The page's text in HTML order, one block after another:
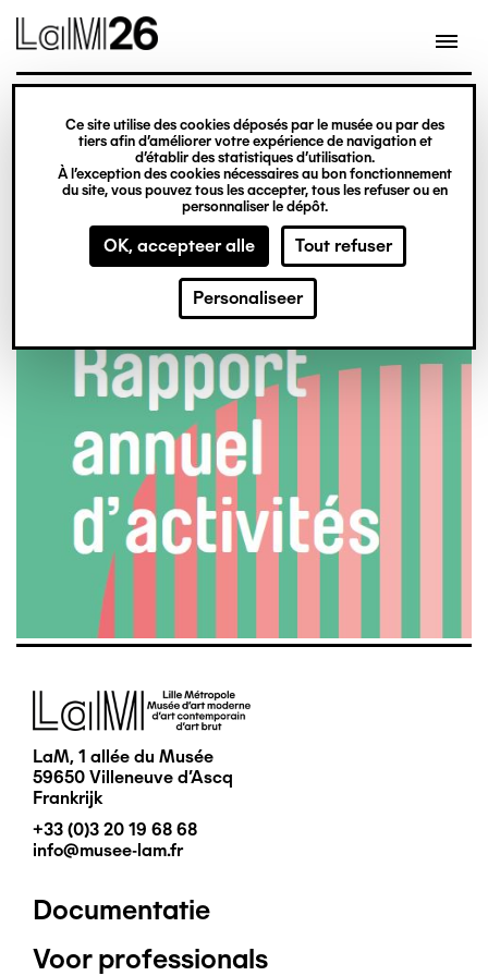
Gestion des cookies
Ce site utilise des cookies déposés par le musée ou par des
tiers afin d’améliorer votre expérience de navigation et
d’établir des statistiques d’utilisation.
À l’exception des cookies nécessaires au bon fonctionnement
du site, vous pouvez tous les accepter, tous les refuser ou en
personnaliser le dépôt.
OK, accepteer alle Tout refuser
Personaliseer
2114_lam_ra2020_pap-02.pdf (1.86 MB)
Afbeelding
LaM, 1 allée du Musée
59650 Villeneuve d'Ascq
Frankrijk
+33 (0)3 20 19 68 68
info@musee-lam.fr
Pied
Documentatie
Voor professionals